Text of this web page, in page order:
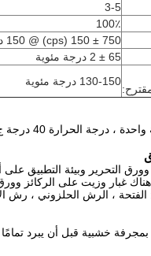
3-5
100٪
750 ± 150 (cps) @ 150 درجة مئوية
65 ± 2 درجة مئوية
130-150 درجة مئوية
، درجة الحرارة 40 درجة ج.